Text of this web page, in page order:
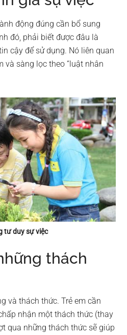
động đúng cần bổ sung
đó, phải biết được đâu là
cậy để sử dụng. Nó liên quan
và sàng lọc theo “luật nhân
tư duy sự việc
thách
và thách thức. Trẻ em cần
nhận một thách thức (thay
qua những thách thức sẽ giúp